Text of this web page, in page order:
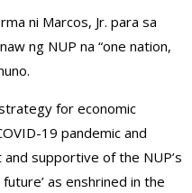
ni Marcos, Jr. para sa
ng NUP na “one nation,
for economic
19 pandemic and
supportive of the NUP’s
as enshrined in the